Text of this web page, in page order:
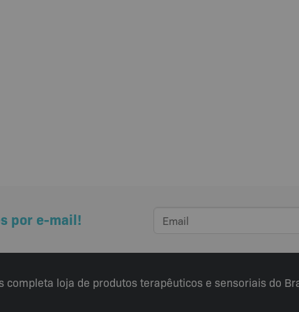
por e-mail!
completa loja de produtos terapêuticos e sensoriais do